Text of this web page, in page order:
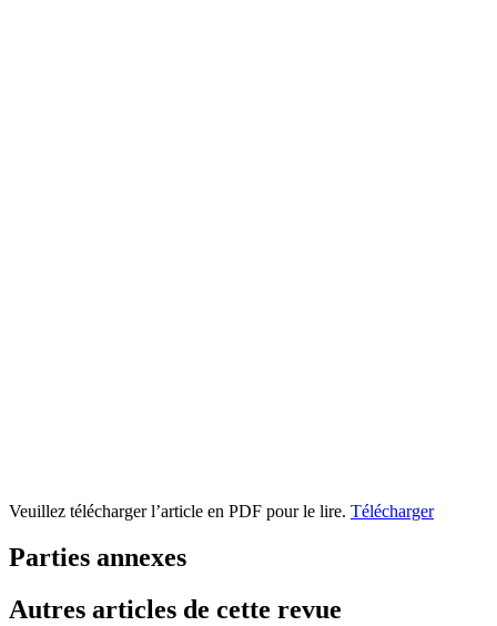
Veuillez télécharger l’article en PDF pour le lire. Télécharger
Parties annexes
Autres articles de cette revue